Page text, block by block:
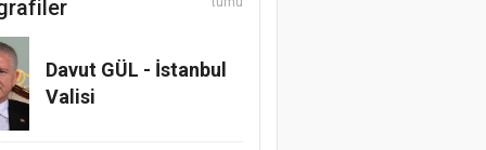
Davut GÜL - İstanbul
Valisi